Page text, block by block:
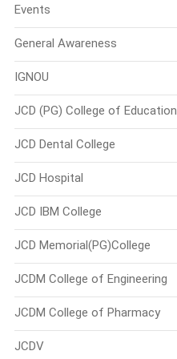
Events
General Awareness
IGNOU
JCD (PG) College of Education
JCD Dental College
JCD Hospital
JCD IBM College
JCD Memorial(PG)College
JCDM College of Engineering
JCDM College of Pharmacy
JCDV